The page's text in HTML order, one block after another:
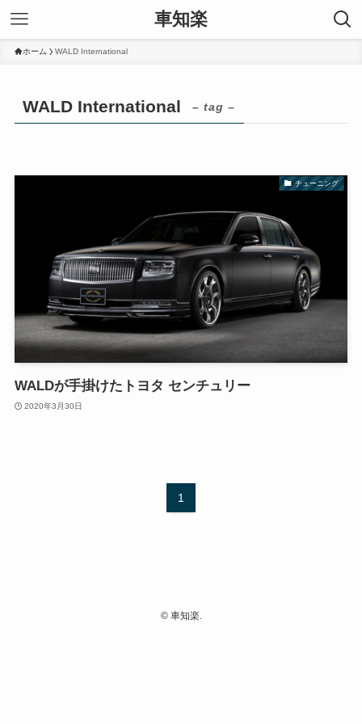
車知楽
ホーム WALD International
WALD International – tag –
チューニング
WALDが手掛けたトヨタ センチュリー
2020年3月30日
1
©車知楽.